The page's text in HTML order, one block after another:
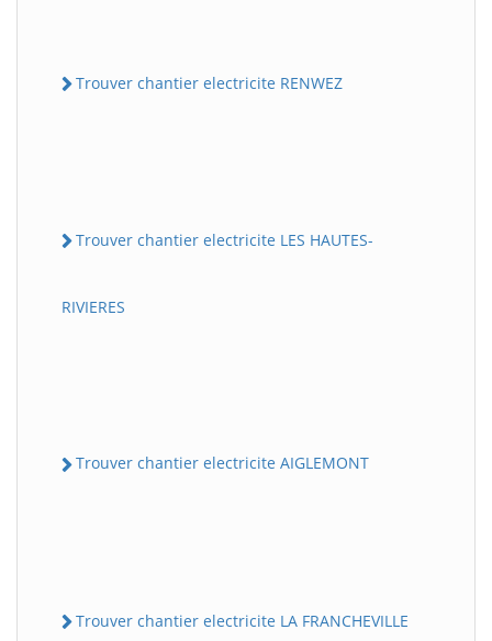
Trouver chantier electricite RENWEZ
Trouver chantier electricite LES HAUTES-
RIVIERES
Trouver chantier electricite AIGLEMONT
Trouver chantier electricite LA FRANCHEVILLE